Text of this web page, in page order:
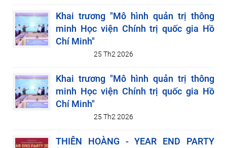
Khai trương "Mô hình quản trị thông
minh Học viện Chính trị quốc gia Hồ
Chí Minh"
25 Th2 2026
Khai trương "Mô hình quản trị thông
minh Học viện Chính trị quốc gia Hồ
Chí Minh"
25 Th2 2026
THIÊN HOÀNG - YEAR END PARTY